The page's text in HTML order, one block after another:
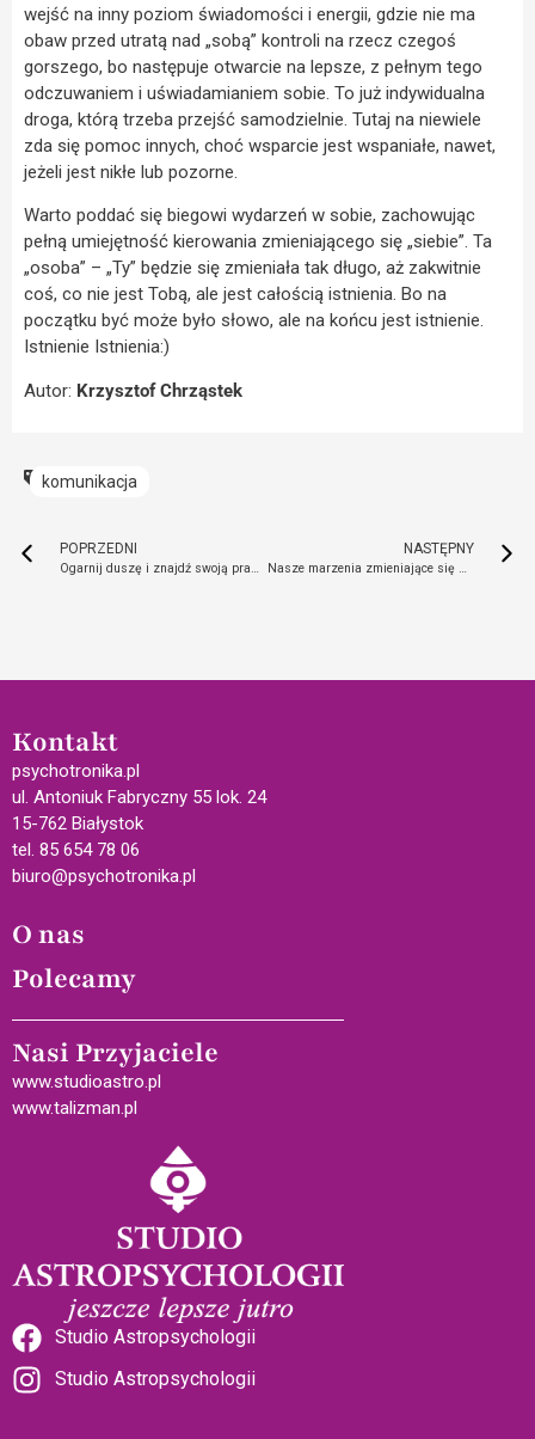
wejść na inny poziom świadomości i energii, gdzie nie ma
obaw przed utratą nad „sobą” kontroli na rzecz czegoś
gorszego, bo następuje otwarcie na lepsze, z pełnym tego
odczuwaniem i uświadamianiem sobie. To już indywidualna
droga, którą trzeba przejść samodzielnie. Tutaj na niewiele
zda się pomoc innych, choć wsparcie jest wspaniałe, nawet,
jeżeli jest nikłe lub pozorne.
Warto poddać się biegowi wydarzeń w sobie, zachowując
pełną umiejętność kierowania zmieniającego się „siebie”. Ta
„osoba” – „Ty” będzie się zmieniała tak długo, aż zakwitnie
coś, co nie jest Tobą, ale jest całością istnienia. Bo na
początku być może było słowo, ale na końcu jest istnienie.
Istnienie Istnienia:)
Autor: Krzysztof Chrząstek
komunikacja
POPRZEDNI
Ogarnij duszę i znajdź swoją prawdziwą naturę
NASTĘPNY
Nasze marzenia zmieniające się w gwiazdy
Kontakt
psychotronika.pl
ul. Antoniuk Fabryczny 55 lok. 24
15-762 Białystok
tel. 85 654 78 06
biuro@psychotronika.pl
O nas
Polecamy
Nasi Przyjaciele
www.studioastro.pl
www.talizman.pl
Studio Astropsychologii
Studio Astropsychologii